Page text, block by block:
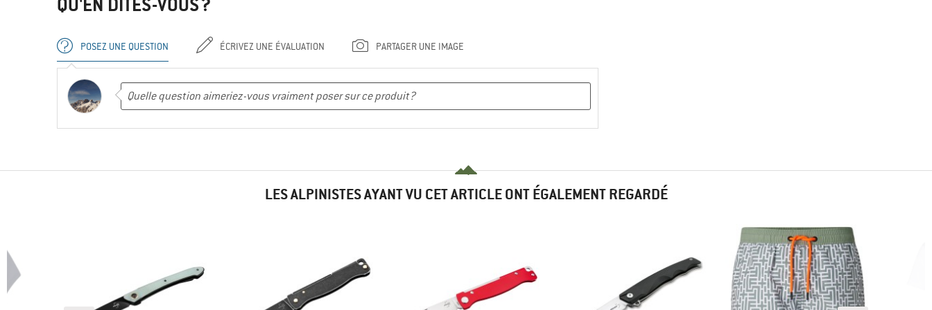
QU'EN DITES-VOUS ?
POSEZ UNE QUESTION ÉCRIVEZ UNE ÉVALUATION PARTAGER UNE IMAGE
LES ALPINISTES AYANT VU CET ARTICLE ONT ÉGALEMENT REGARDÉ